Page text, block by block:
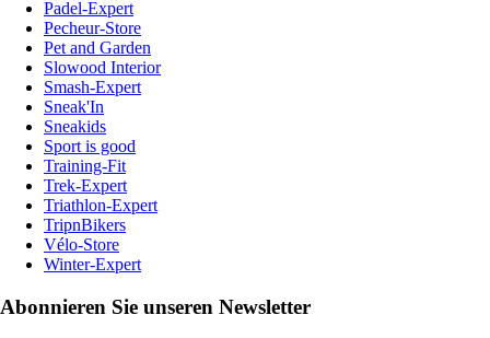
Padel-Expert
Pecheur-Store
Pet and Garden
Slowood Interior
Smash-Expert
Sneak'In
Sneakids
Sport is good
Training-Fit
Trek-Expert
Triathlon-Expert
TripnBikers
Vélo-Store
Winter-Expert
Abonnieren Sie unseren Newsletter